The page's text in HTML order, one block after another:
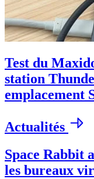
Test du
station
emplacement
Actualités
Space Rabbit
les bureaux